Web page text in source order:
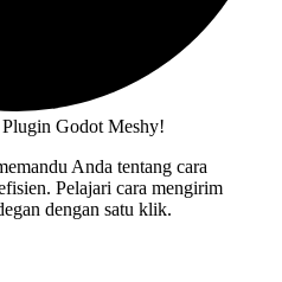
Godot Meshy!
Anda tentang cara
Pelajari cara mengirim
dengan satu klik.